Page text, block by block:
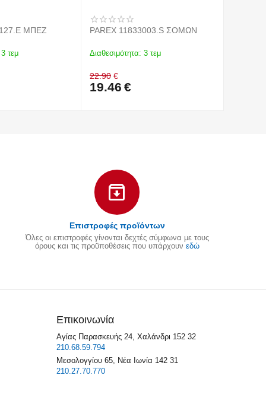
ΜΠΕΖ
3 τεμ
PAREX 11833003.S ΣΟΜΩΝ
Διαθεσιμότητα: 3 τεμ
22.90 €
19.46 €
Επιστροφές προϊόντων
Όλες οι επιστροφές γίνονται δεχτές σύμφωνα με τους
όρους και τις προϋποθέσεις που υπάρχουν εδώ
Επικοινωνία
Αγίας Παρασκευής 24, Χαλάνδρι 152 32
210.68.59.794
Μεσολογγίου 65, Νέα Ιωνία 142 31
210.27.70.770